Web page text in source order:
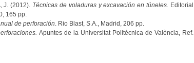
J. (2012). Técnicas de voladuras y excavación en túneles. Editorial
165 pp.
de perforación. Rio Blast, S.A., Madrid, 206 pp.
Apuntes de la Universitat Politècnica de València, Ref.